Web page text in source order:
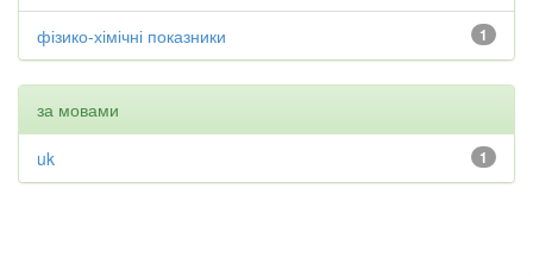
1
фізико-хімічні показники
за мовами
1
uk